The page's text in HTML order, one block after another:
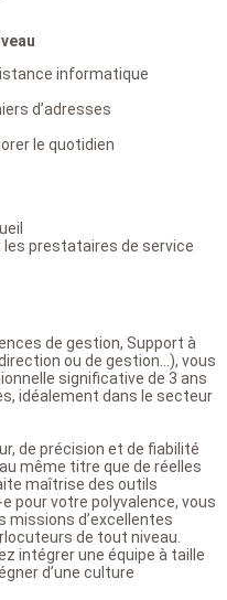
informatique
d’adresses
le quotidien
prestataires de service
de gestion, Support à
ou de gestion…), vous
significative de 3 ans
idéalement dans le secteur
de précision et de fiabilité
même titre que de réelles
maîtrise des outils
pour votre polyvalence, vous
missions d’excellentes
de tout niveau.
intégrer une équipe à taille
d’une culture